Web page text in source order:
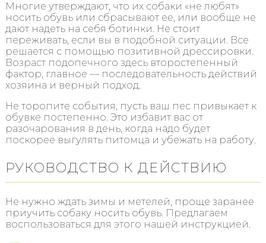
Многие утверждают, что их собаки «не любят»
носить обувь или сбрасывают ее, или вообще не
дают надеть на себя ботинки. Не стоит
переживать, если вы в подобной ситуации. Все
решается с помощью позитивной дрессировки.
Возраст подопечного здесь второстепенный
фактор, главное — последовательность действий
хозяина и верный подход.
Не торопите события, пусть ваш пес привыкает к
обувке постепенно. Это избавит вас от
разочарования в день, когда надо будет
поскорее выгулять питомца и убежать на работу.
РУКОВОДСТВО К ДЕЙСТВИЮ
Не нужно ждать зимы и метелей, проще заранее
приучить собаку носить обувь. Предлагаем
воспользоваться для этого нашей инструкцией.